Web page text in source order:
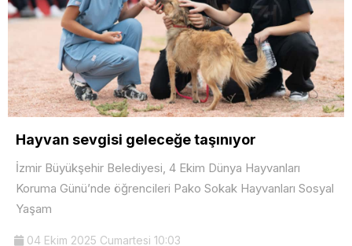
Hayvan sevgisi geleceğe taşınıyor
İzmir Büyükşehir Belediyesi, 4 Ekim Dünya Hayvanları
Koruma Günü’nde öğrencileri Pako Sokak Hayvanları Sosyal
Yaşam
04 Ekim 2025 Cumartesi 10:03